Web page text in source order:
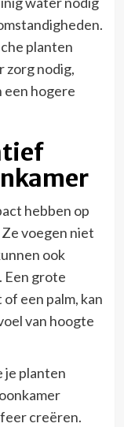
planten
zorg nodig,
hogere
hebben op
voegen niet
ook
Een grote
een palm, kan
van hoogte
je planten
creëren.